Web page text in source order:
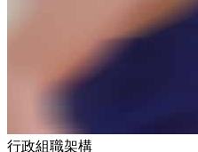
行政組職架構